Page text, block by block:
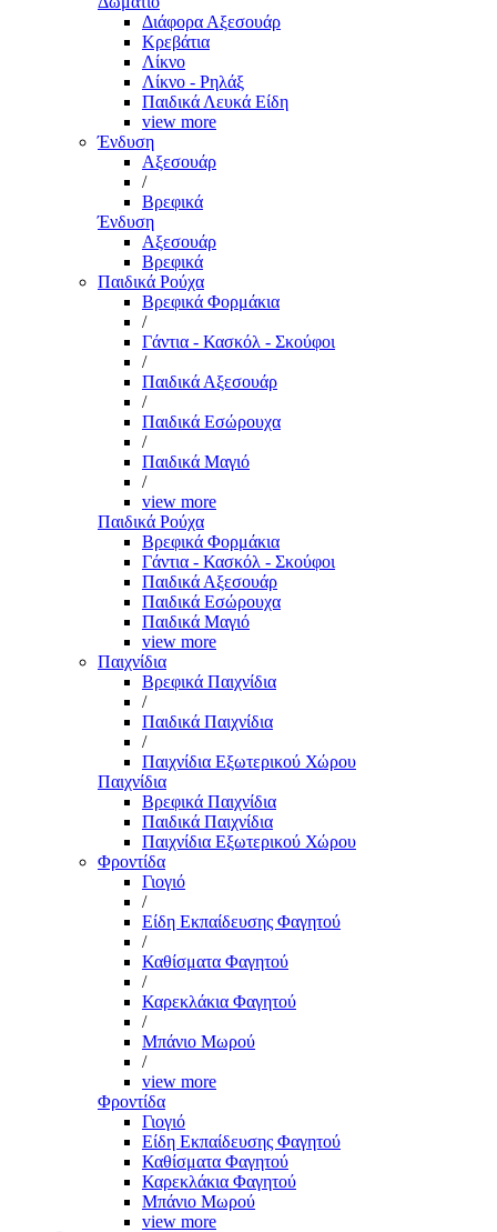
Διάφορα Αξεσουάρ
Κρεβάτια
Λίκνο
Λίκνο - Ρηλάξ
Παιδικά Λευκά Είδη
view more
Ένδυση
Αξεσουάρ
/
Βρεφικά
Ένδυση
Αξεσουάρ
Βρεφικά
Παιδικά Ρούχα
Βρεφικά Φορμάκια
/
Γάντια - Κασκόλ - Σκούφοι
/
Παιδικά Αξεσουάρ
/
Παιδικά Εσώρουχα
/
Παιδικά Μαγιό
/
view more
Παιδικά Ρούχα
Βρεφικά Φορμάκια
Γάντια - Κασκόλ - Σκούφοι
Παιδικά Αξεσουάρ
Παιδικά Εσώρουχα
Παιδικά Μαγιό
view more
Παιχνίδια
Βρεφικά Παιχνίδια
/
Παιδικά Παιχνίδια
/
Παιχνίδια Εξωτερικού Χώρου
Παιχνίδια
Βρεφικά Παιχνίδια
Παιδικά Παιχνίδια
Παιχνίδια Εξωτερικού Χώρου
Φροντίδα
Γιογιό
/
Είδη Εκπαίδευσης Φαγητού
/
Καθίσματα Φαγητού
/
Καρεκλάκια Φαγητού
/
Μπάνιο Μωρού
/
view more
Φροντίδα
Γιογιό
Είδη Εκπαίδευσης Φαγητού
Καθίσματα Φαγητού
Καρεκλάκια Φαγητού
Μπάνιο Μωρού
view more